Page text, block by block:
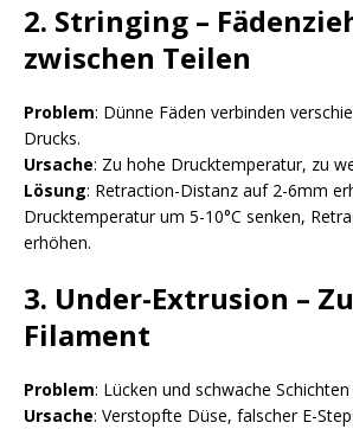
2. Stringing –
zwischen Teilen
Problem: Dünne Fäden verbinden
Drucks.
Ursache: Zu hohe Drucktemperatur, zu
Lösung: Retraction-Distanz auf 2-6mm
Drucktemperatur um 5-10°C senken,
erhöhen.
3. Under-Extrusion –
Filament
Problem: Lücken und schwache
Ursache: Verstopfte Düse, falscher E-